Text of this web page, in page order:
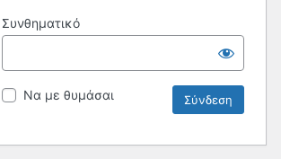
Συνθηματικό
Να με θυμάσαι